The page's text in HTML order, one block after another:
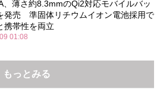
、薄さ約8.3mmのQi2対応モバイルバッ
発売 準固体リチウムイオン電池採用で
携帯性を両立
01:08
もっとみる